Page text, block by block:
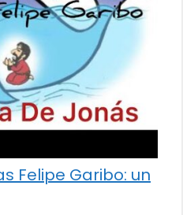
Felipe Garibo: un